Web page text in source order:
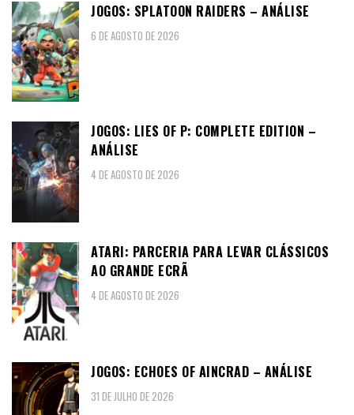
JOGOS: SPLATOON RAIDERS – ANÁLISE
6 DE AGOSTO DE 2026
JOGOS: LIES OF P: COMPLETE EDITION –
ANÁLISE
4 DE AGOSTO DE 2026
ATARI: PARCERIA PARA LEVAR CLÁSSICOS
AO GRANDE ECRÃ
4 DE AGOSTO DE 2026
JOGOS: ECHOES OF AINCRAD – ANÁLISE
31 DE JULHO DE 2026